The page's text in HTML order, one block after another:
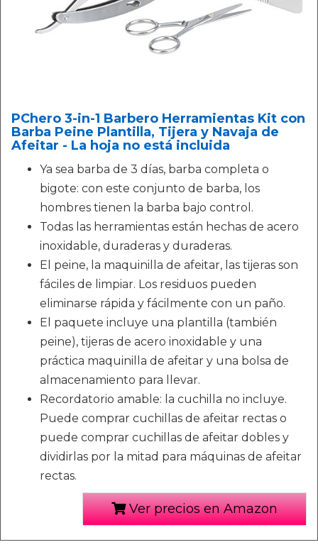
PChero 3-in-1 Barbero Herramientas Kit con
Barba Peine Plantilla, Tijera y Navaja de
Afeitar - La hoja no está incluida
Ya sea barba de 3 días, barba completa o
bigote: con este conjunto de barba, los
hombres tienen la barba bajo control.
Todas las herramientas están hechas de acero
inoxidable, duraderas y duraderas.
El peine, la maquinilla de afeitar, las tijeras son
fáciles de limpiar. Los residuos pueden
eliminarse rápida y fácilmente con un paño.
El paquete incluye una plantilla (también
peine), tijeras de acero inoxidable y una
práctica maquinilla de afeitar y una bolsa de
almacenamiento para llevar.
Recordatorio amable: la cuchilla no incluye.
Puede comprar cuchillas de afeitar rectas o
puede comprar cuchillas de afeitar dobles y
dividirlas por la mitad para máquinas de afeitar
rectas.
Ver precios en Amazon